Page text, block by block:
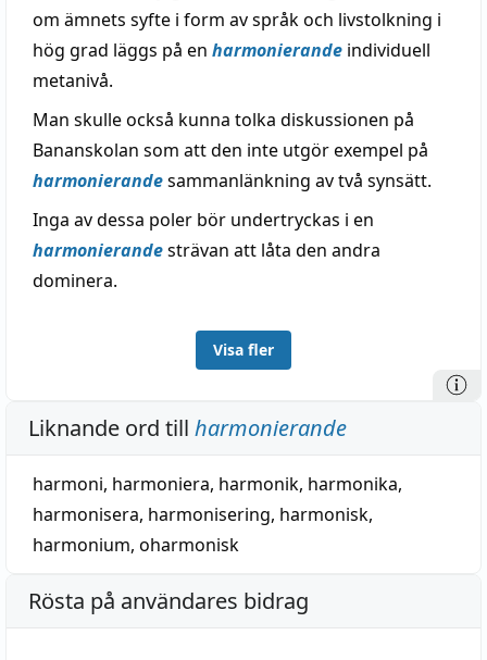
om ämnets syfte i form av språk och livstolkning i
hög grad läggs på en harmonierande individuell
metanivå.
Man skulle också kunna tolka diskussionen på
Bananskolan som att den inte utgör exempel på
harmonierandesammanlänkning av två synsätt.
Inga av dessa poler bör undertryckas i en
harmonierandesträvan att låta den andra
dominera.
Visa fler
Liknande ord till harmonierande
harmoni, harmoniera, harmonik, harmonika,
harmonisera, harmonisering, harmonisk,
harmonium, oharmonisk
Rösta på användares bidrag